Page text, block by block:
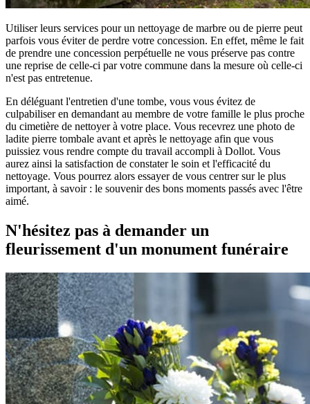
Utiliser leurs services pour un nettoyage de marbre ou de pierre peut
parfois vous éviter de perdre votre concession. En effet, même le fait
de prendre une concession perpétuelle ne vous préserve pas contre
une reprise de celle-ci par votre commune dans la mesure où celle-ci
n'est pas entretenue.
En déléguant l'entretien d'une tombe, vous vous évitez de
culpabiliser en demandant au membre de votre famille le plus proche
du cimetière de nettoyer à votre place. Vous recevrez une photo de
ladite pierre tombale avant et après le nettoyage afin que vous
puissiez vous rendre compte du travail accompli à Dollot. Vous
aurez ainsi la satisfaction de constater le soin et l'efficacité du
nettoyage. Vous pourrez alors essayer de vous centrer sur le plus
important, à savoir : le souvenir des bons moments passés avec l'être
aimé.
N'hésitez pas à demander un
fleurissement d'un monument funéraire